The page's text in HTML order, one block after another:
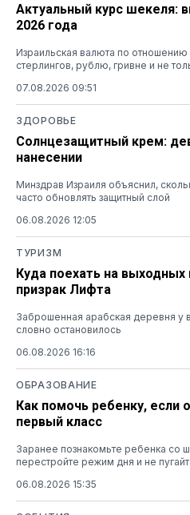
Актуальный курс шекеля:
2026 года
Израильская валюта по
стерлингов, рублю, гривне и не
07.08.2026 09:51
ЗДОРОВЬЕ
Солнцезащитный крем:
нанесении
Минздрав Израиля объяснил,
часто обновлять защитный слой
06.08.2026 12:05
ТУРИЗМ
Куда поехать на
призрак Лифта
Заброшенная арабская деревня у
словно остановилось
06.08.2026 16:16
ОБРАЗОВАНИЕ
Как помочь ребенку, если
первый класс
Заранее познакомьте ребенка со
перестройте режим дня и не
06.08.2026 15:35